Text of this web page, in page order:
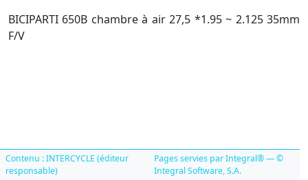
BICIPARTI 650B chambre à air 27,5 *1.95 ~ 2.125 35mm
F/V
Contenu : INTERCYCLE (éditeur
responsable)
Pages servies par Integral® — ©
Integral Software, S.A.